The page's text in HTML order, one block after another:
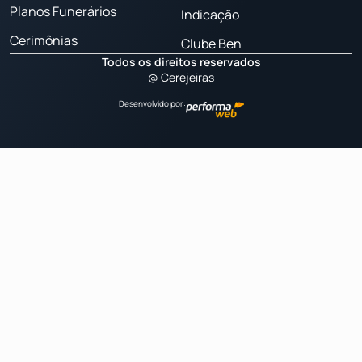
Planos Funerários
Cerimônias
Indicação
Clube Ben
Todos os direitos reservados
@ Cerejeiras
Desenvolvido por: